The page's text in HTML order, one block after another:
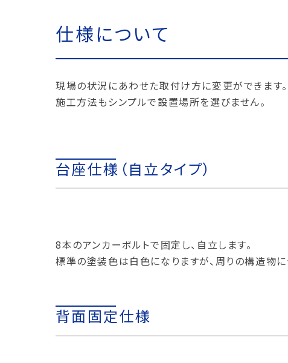
仕様について
現場の状況にあわせた取付け方に変更ができます。
施工方法もシンプルで設置場所を選びません。
台座仕様（自立タイプ）
8本のアンカーボルトで固定し、自立します。
標準の塗装色は白色になりますが、周りの構造物
背面固定仕様